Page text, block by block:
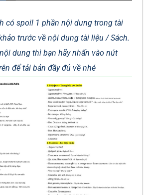
có spoil 1 phần nội dung trong tài
trước về nội dung tài liệu / Sách.
dung thì bạn hãy nhấn vào nút
để tải bản đầy đủ về nhé